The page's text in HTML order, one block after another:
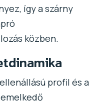
így a szárny
közben.
profil és a